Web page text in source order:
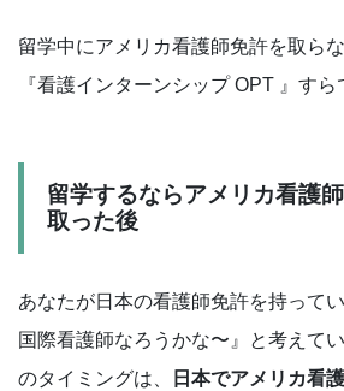
留学中にアメリカ看護師免許を取ら
『看護インターンシップ OPT 』すら
留学するならアメリカ看護
取った後
あなたが日本の看護師免許を持って
国際看護師なろうかな〜』と考えて
のタイミングは、
日本でアメリカ看